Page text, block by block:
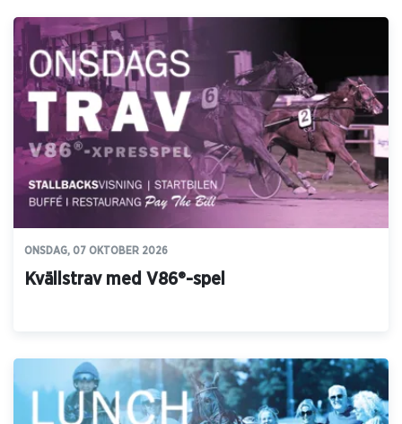
ONSDAG, 07 OKTOBER 2026
Kvällstrav med V86®-spel